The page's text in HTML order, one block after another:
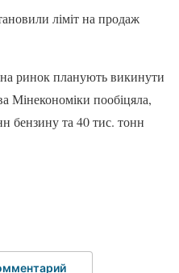
ліміт на продаж
ринок планують викинути
Мінекономіки пообіцяла,
бензину та 40 тис. тонн